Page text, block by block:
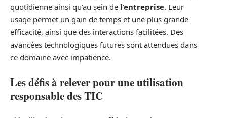
quotidienne ainsi qu’au sein de l’entreprise. Leur
usage permet un gain de temps et une plus grande
efficacité, ainsi que des interactions facilitées. Des
avancées technologiques futures sont attendues dans
ce domaine avec impatience.
Les défis à relever pour une utilisation
responsable des TIC